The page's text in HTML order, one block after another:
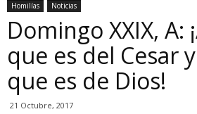
Homilías Noticias
Domingo XXIX, A:
que es del Cesar
que es de Dios!
21 Octubre, 2017